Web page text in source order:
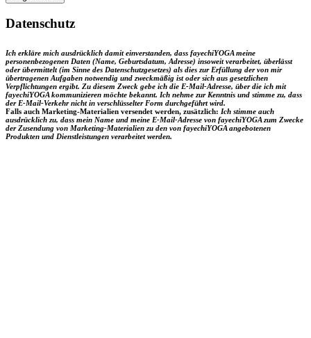
Datenschutz
Ich erkläre mich ausdrücklich damit einverstanden, dass fayechiYOGA meine
personenbezogenen Daten (Name, Geburtsdatum, Adresse) insoweit verarbeitet, überlässt
oder übermittelt (im Sinne des Datenschutzgesetzes) als dies zur Erfüllung der von mir
übertragenen Aufgaben notwendig und zweckmäßig ist oder sich aus gesetzlichen
Verpflichtungen ergibt. Zu diesem Zweck gebe ich die E-Mail-Adresse, über die ich mit
fayechiYOGA kommunizieren möchte bekannt. Ich nehme zur Kenntnis und stimme zu, dass
der E-Mail-Verkehr nicht in verschlüsselter Form durchgeführt wird.
Falls auch Marketing-Materialien versendet werden, zusätzlich: Ich stimme auch
ausdrücklich zu, dass mein Name und meine E-Mail-Adresse von fayechiYOGA zum Zwecke
der Zusendung von Marketing-Materialien zu den von fayechiYOGA angebotenen
Produkten und Dienstleistungen verarbeitet werden.